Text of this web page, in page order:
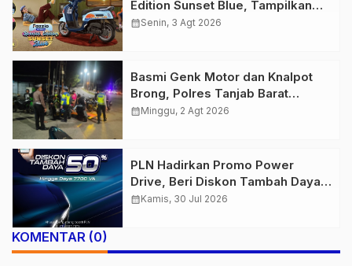
Edition Sunset Blue, Tampilkan
Nuansa Retro Summer yang
calendar_monthSenin, 3 Agt 2026
Basmi Genk Motor dan Knalpot
Brong, Polres Tanjab Barat
Amankan Belasan Kendaraan
calendar_monthMinggu, 2 Agt 2026
PLN Hadirkan Promo Power
Drive, Beri Diskon Tambah Daya
50% di Ajang GIIAS 2026
calendar_monthKamis, 30 Jul 2026
KOMENTAR (0)